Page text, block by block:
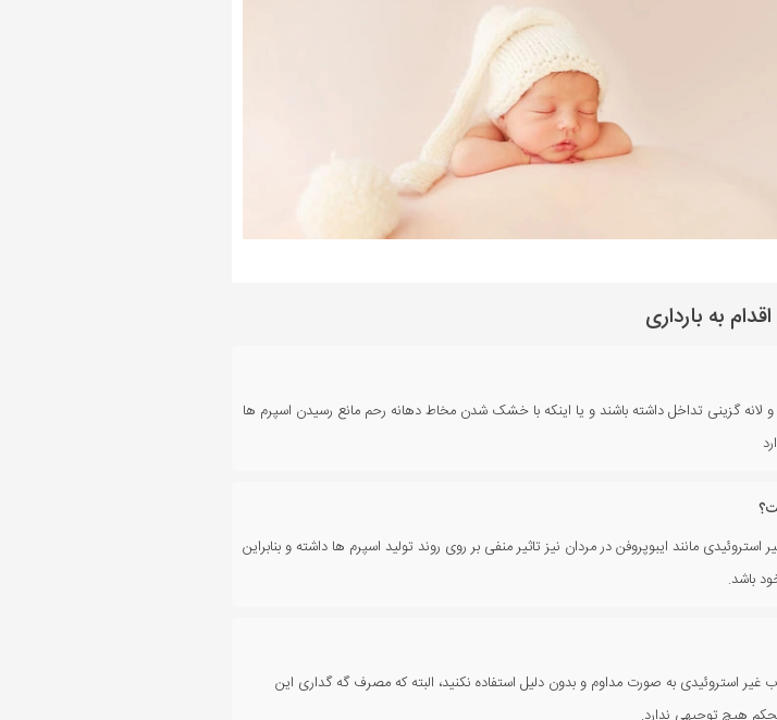
به بارداری
لانه گزینی تداخل داشته باشند و یا اینکه با خشک شدن مخاط دهانه رحم مانع رسیدن اسپرم ها
مانند ایبوپروفن در مردان نیز تاثیر منفی بر روی روند تولید اسپرم ها داشته و بنابراین
باشد.
غیر استروئیدی به صورت مداوم و بدون دلیل استفاده نکنید، البته که مصرف گه گداری این
هیچ توجیهی ندارد.